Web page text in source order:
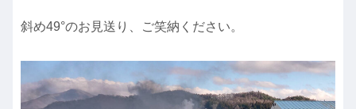
斜め49°のお見送り、ご笑納ください。